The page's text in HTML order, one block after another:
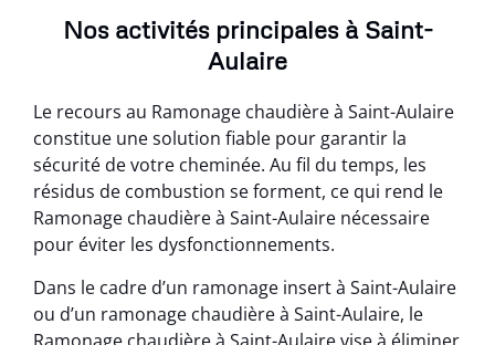
Nos activités principales à Saint-
Aulaire
Le recours au Ramonage chaudière à Saint-Aulaire
constitue une solution fiable pour garantir la
sécurité de votre cheminée. Au fil du temps, les
résidus de combustion se forment, ce qui rend le
Ramonage chaudière à Saint-Aulaire nécessaire
pour éviter les dysfonctionnements.
Dans le cadre d’un ramonage insert à Saint-Aulaire
ou d’un ramonage chaudière à Saint-Aulaire, le
Ramonage chaudière à Saint-Aulaire vise à éliminer